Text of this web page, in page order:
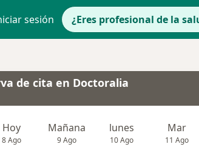
sesión ¿Eres profesional de la
de cita en Doctoralia
Hoy
8 Ago
Mañana
9 Ago
lunes
10 Ago
Mar
11 Ago